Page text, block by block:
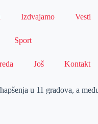
Izdvajamo Vesti
Sport
Još Kontakt
u 11 gradova, a